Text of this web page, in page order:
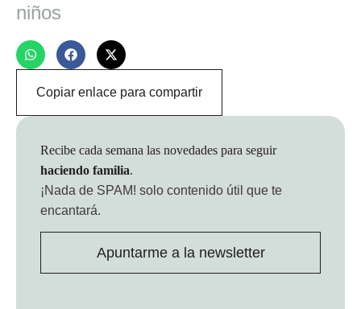
niños
Copiar enlace para compartir
Recibe cada semana las novedades para seguir
haciendo familia.
¡Nada de SPAM! solo contenido útil que te
encantará.
Apuntarme a la newsletter